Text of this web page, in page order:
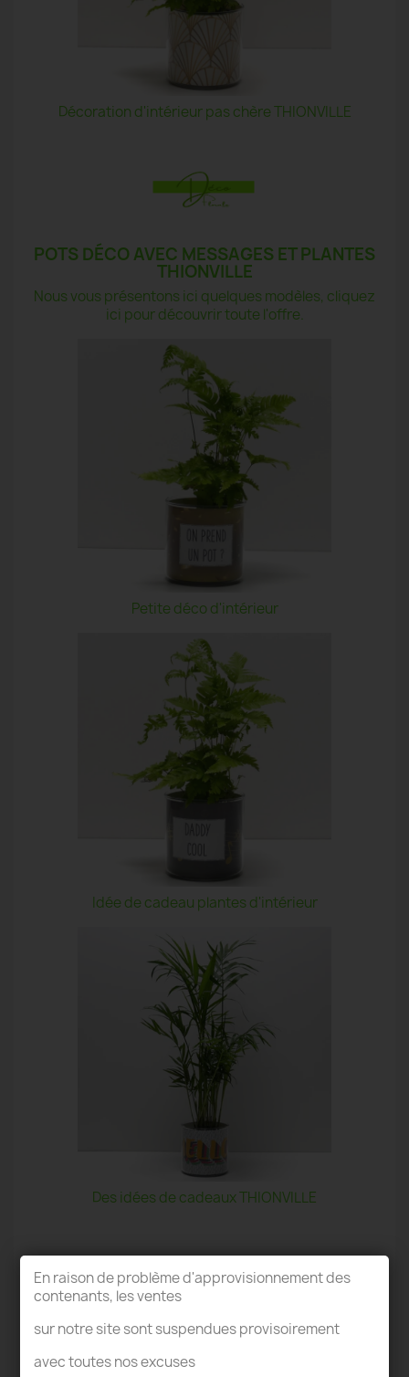
Décoration d'intérieur pas chère THIONVILLE
POTS DÉCO AVEC MESSAGES ET PLANTES
THIONVILLE
Nous vous présentons ici quelques modèles, cliquez
ici pour découvrir toute l'offre.
Petite déco d'intérieur
Idée de cadeau plantes d'intérieur
Des idées de cadeaux THIONVILLE
En raison de problème d'approvisionnement des
contenants, les ventes
sur notre site sont suspendues provisoirement
avec toutes nos excuses